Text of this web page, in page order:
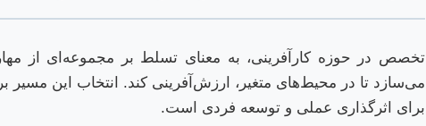
تخصص در حوزه کارآفرینی، به معنای تسلط بر مجموعه‌ای از
می‌سازد تا در محیط‌های متغیر، ارزش‌آفرینی کند. انتخاب این مسیر
برای اثرگذاری عملی و توسعه فردی است.